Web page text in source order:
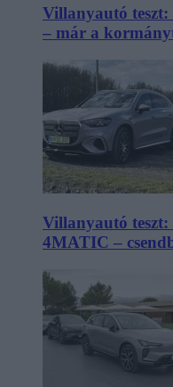
Villanyautó
– már a
Villanyautó teszt:
4MATIC –